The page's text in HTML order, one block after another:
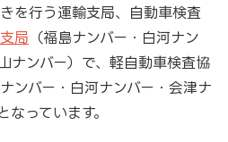
を行う運輸支局、自動車検査
局 （福島ナンバー・白河ナン
ナンバー）で、軽自動車検査協
ンバー・白河ナンバー・会津ナ
なっています。